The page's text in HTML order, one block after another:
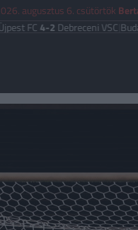
augusztus 6. csütörtök
4-2Debreceni VSC|Budapest